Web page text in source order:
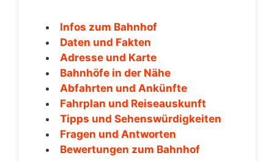
Infos zum Bahnhof
Daten und Fakten
Adresse und Karte
Bahnhöfe in der Nähe
Abfahrten und Ankünfte
Fahrplan und Reiseauskunft
Tipps und Sehenswürdigkeiten
Fragen und Antworten
Bewertungen zum Bahnhof